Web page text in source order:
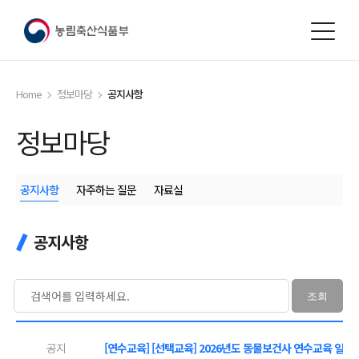
바로가기
Home 정보마당 공지사항
정보마당
공지사항 자주하는 질문 자료실
공지사항
조회
공지 [연수교육] [선택교육] 2026년도 동물보건사 연수교육 일정